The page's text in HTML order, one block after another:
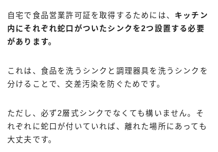
自宅で食品営業許可証を取得するためには、 キッチン
内にそれぞれ蛇口がついたシンクを2つ設置する必要
があります。
これは、食品を洗うシンクと調理器具を洗うシンクを
分けることで、交差汚染を防ぐためです。
ただし、必ず2層式シンクでなくても構いません。そ
れぞれに蛇口が付いていれば、離れた場所にあっても
大丈夫です。